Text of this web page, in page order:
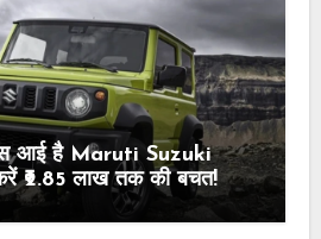
आई है Maruti Suzuki
₹2.85 लाख तक की बचत!